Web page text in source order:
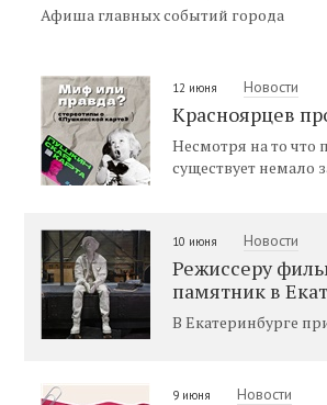
Афиша главных событий города
12 июня Новости
Красноярцев
Несмотря на то что
существует немало
10 июня Новости
Режиссеру
памятник в
В Екатеринбурге
9 июня Новости